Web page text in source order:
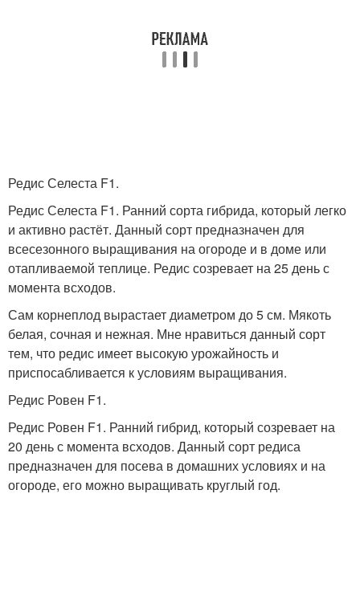
Редис Селеста F1.
Редис Селеста F1. Ранний сорта гибрида, который легко
и активно растёт. Данный сорт предназначен для
всесезонного выращивания на огороде и в доме или
отапливаемой теплице. Редис созревает на 25 день с
момента всходов.
Сам корнеплод вырастает диаметром до 5 см. Мякоть
белая, сочная и нежная. Мне нравиться данный сорт
тем, что редис имеет высокую урожайность и
приспосабливается к условиям выращивания.
Редис Ровен F1.
Редис Ровен F1. Ранний гибрид, который созревает на
20 день с момента всходов. Данный сорт редиса
предназначен для посева в домашних условиях и на
огороде, его можно выращивать круглый год.